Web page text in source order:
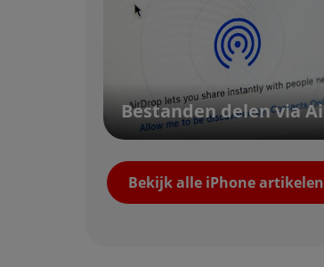
Bekijk alle iPhone artikelen